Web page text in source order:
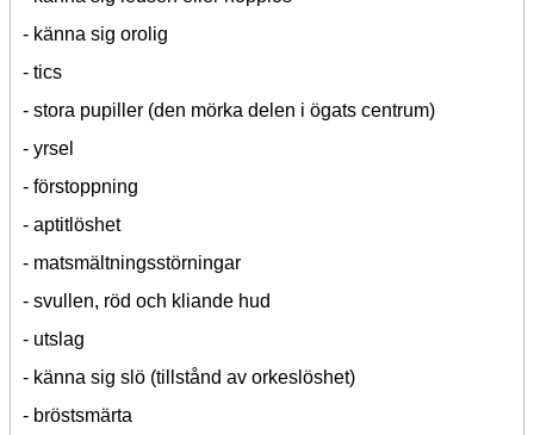
- känna sig orolig
- tics
- stora pupiller (den mörka delen i ögats centrum)
- yrsel
- förstoppning
- aptitlöshet
- matsmältningsstörningar
- svullen, röd och kliande hud
- utslag
- känna sig slö (tillstånd av orkeslöshet)
- bröstsmärta